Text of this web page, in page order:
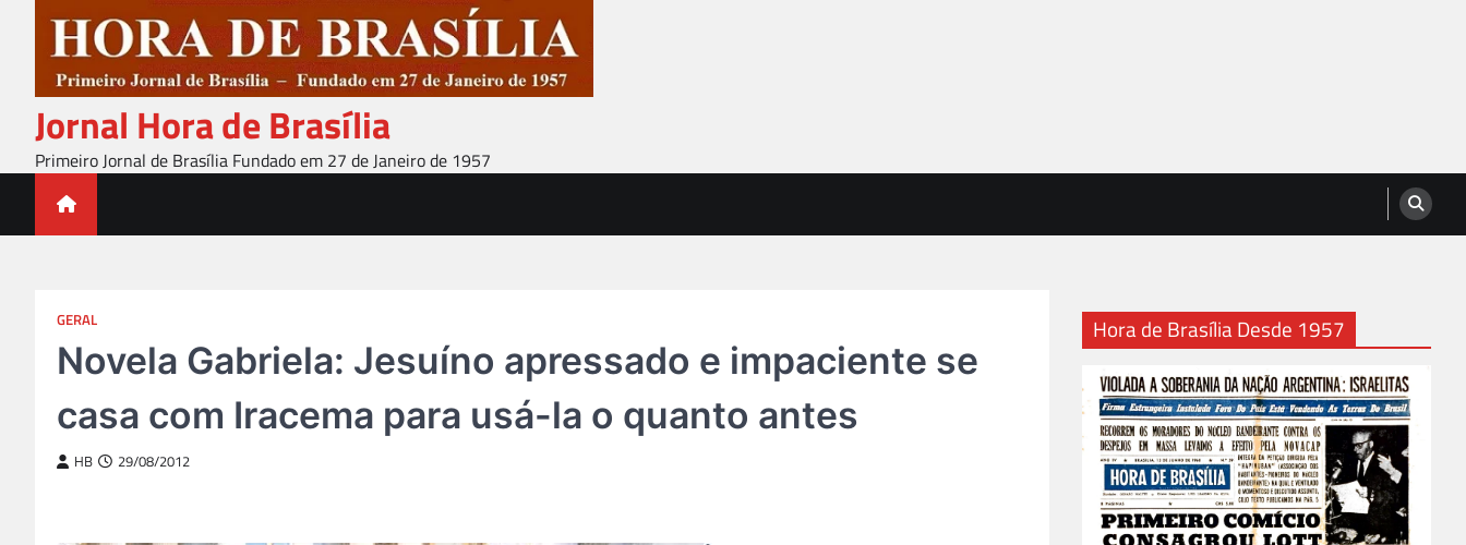
content
Jornal Hora de Brasília
Primeiro Jornal de Brasília Fundado em 27 de Janeiro de 1957
GERAL
Novela Gabriela: Jesuíno apressado e impaciente se
casa com Iracema para usá-la o quanto antes
HB 29/08/2012
Hora de Brasília Desde 1957